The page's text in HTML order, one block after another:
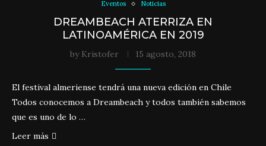
Eventos Noticias
DREAMBEACH ATERRIZA EN
LATINOAMÉRICA EN 2019
by Kristofer 15 agosto, 2018
El festival almeriense tendrá una nueva edición en Chile
Todos conocemos a Dreambeach y todos también sabemos
que es uno de lo …
Leer más